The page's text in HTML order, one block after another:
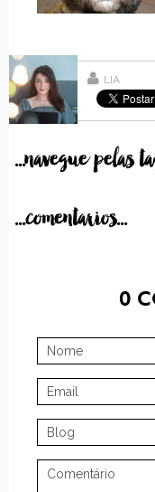
LIA
...navegue pelas
...comentarios...
0